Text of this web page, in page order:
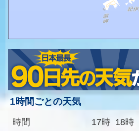
1時間ごとの天気
時間
17時 18時